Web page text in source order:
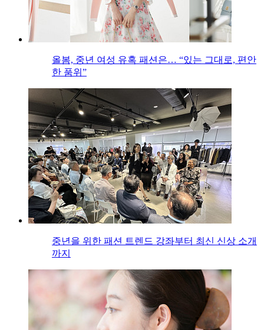
올봄, 중년 여성 유혹 패션은… “있는 그대로, 편안
한 품위”
중년을 위한 패션 트렌드 강좌부터 최신 신상 소개
까지